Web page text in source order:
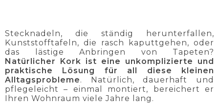
Stecknadeln, die ständig herunterfallen,
Kunststofftafeln, die rasch kaputtgehen, oder
das lästige Anbringen von Tapeten?
Natürlicher Kork ist eine unkomplizierte und
praktische Lösung für all diese kleinen
Alltagsprobleme. Natürlich, dauerhaft und
pflegeleicht – einmal montiert, bereichert er
Ihren Wohnraum viele Jahre lang.